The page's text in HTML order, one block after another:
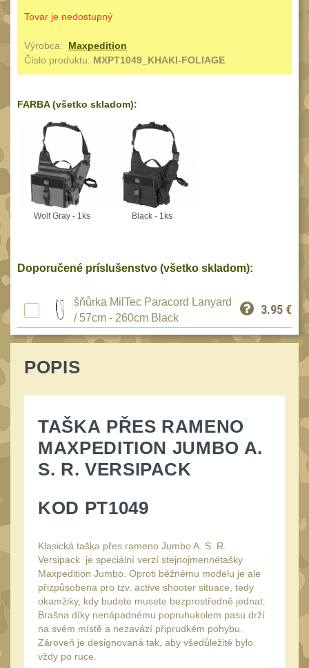
Stav
BRAŠNY A TAŠKY
Brašny 50
Univerzalní tašky
Speciální přepravní
tašky 40
Ledvinky 59
Duffle bagy
Hydratační vaky
Organizéry167
Speciální pouzdra I157
Speciální pouzdra II
Speciální pouzdra III 12
Pouzdra na láhev42
Pouzdra na toaletní
lékárničku
48
Pouzdra na
elektroniku67
suchý zip
Pouzdra na svítilny 2
Puzdrá na mapy
Cestovné púzdra 29
Peněženky15
Doplňky378
Tovar je nedostupný
Výrobca: Maxpedition
Číslo produktu: MXPT1049_KHAKI-FOLIAGE
FARBA (všetko skladom):
Wolf Gray - 1ks Black - 1ks
Doporučené príslušenstvo (všetko skladom):
šňůrka MilTec Paracord Lanyard
/ 57cm - 260cm Black
3.95 €
POPIS
TAŠKA PŘES RAMENO
MAXPEDITION JUMBO A.
S. R. VERSIPACK
KOD PT1049
Klasická taška přes rameno Jumbo A. S. R.
Versipack je speciální verzí stejnojmennétašky
Maxpedition Jumbo. Oproti běžnému modelu je ale
přizpůsobena pro tzv. active shooter situace, tedy
okamžiky, kdy budete musete bezprostředně jednat.
Brašna díky nenápadnému popruhukolem pasu drží
na svém místě a nezavází připrudkém pohybu.
Zároveň je designovaná tak, aby všedůležité bylo
vždy po ruce.